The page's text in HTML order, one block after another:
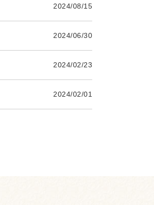
2024/08/15
2024/06/30
2024/02/23
2024/02/01